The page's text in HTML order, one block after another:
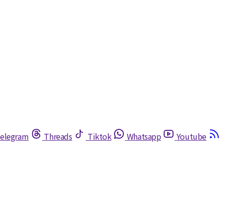
Threads Tiktok Whatsapp
Youtube